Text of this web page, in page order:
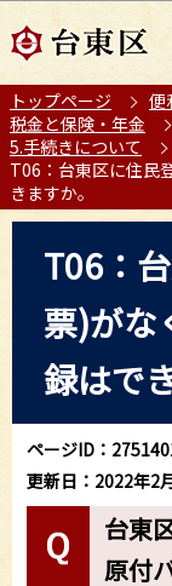
の
ー
ジ
の
先
頭
トップページ 便
税金と保険・年金
5.手続きについて
T06：台東区に住民
きますか。
T06：
票)がな
録はで
ページID：
更新日：2022年2
台東
原付